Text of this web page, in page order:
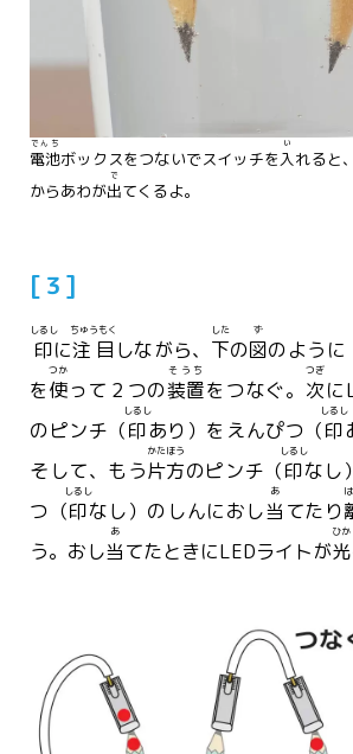
電池
でんち
ボックスをつないでスイッチを 入
い
れると
からあわが出
で
てくるよ。
[３]
印
しるし
に注目
ちゅうもく
しながら、 下
した
の図
ず
のように
を使
つか
って２つの装置
そうち
をつなぐ。 次
つぎ
に
のピンチ（印
しるし
あり）をえんぴつ（印
しるし
そして、もう片方
かたほう
のピンチ（印
しるし
なし
つ（印
しるし
なし）のしんにおし当
あ
てたり
う。おし当
あ
てたときにLEDライトが光
ひか